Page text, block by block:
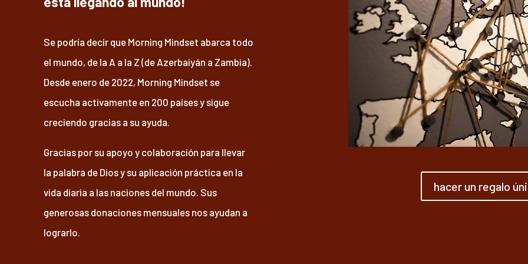
Se podría decir que Morning Mindset abarca todo
el mundo, de la A a la Z (de Azerbaiyán a Zambia).
Desde enero de 2022, Morning Mindset se
escucha activamente en 200 países y sigue
creciendo gracias a su ayuda.
Gracias por su apoyo y colaboración para llevar
la palabra de Dios y su aplicación práctica en la
vida diaria a las naciones del mundo. Sus
generosas donaciones mensuales nos ayudan a
lograrlo.
hacer un regalo